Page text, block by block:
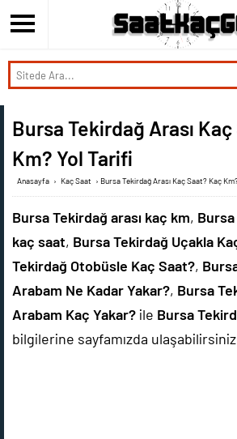
Bursa Tekirdağ Arası
Km? Yol Tarifi
Anasayfa › Kaç Saat › Bursa Tekirdağ Arası Kaç Saat? Kaç
Bursa Tekirdağ arası kaç km, Bursa
kaç saat, Bursa Tekirdağ Uçakla
Tekirdağ Otobüsle Kaç Saat?,
Arabam Ne Kadar Yakar?, Bursa
Arabam Kaç Yakar? ile Bursa
bilgilerine sayfamızda